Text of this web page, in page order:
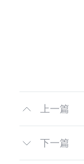
上一篇
下一篇